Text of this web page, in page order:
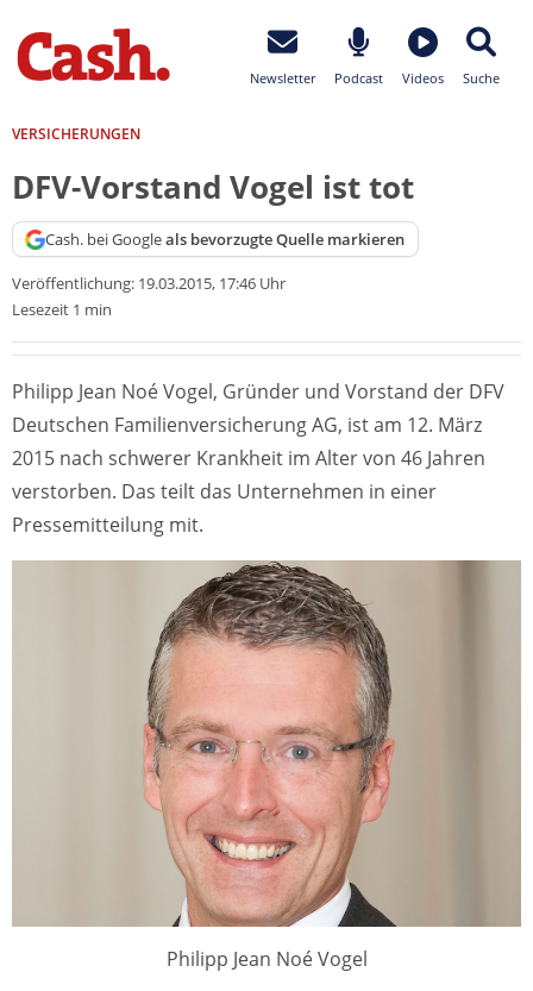
Newsletter Podcast Videos Suche
VERSICHERUNGEN
DFV-Vorstand Vogel ist tot
Cash. bei Googleals bevorzugte Quelle markieren
Veröffentlichung: 19.03.2015, 17:46 Uhr
Lesezeit 1 min
Philipp Jean Noé Vogel, Gründer und Vorstand der DFV
Deutschen Familienversicherung AG, ist am 12. März
2015 nach schwerer Krankheit im Alter von 46 Jahren
verstorben. Das teilt das Unternehmen in einer
Pressemitteilung mit.
Philipp Jean Noé Vogel